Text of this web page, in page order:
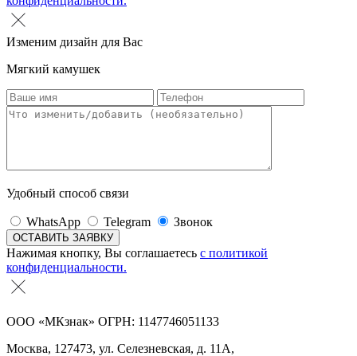
Изменим дизайн для Вас
Мягкий камушек
Удобный способ связи
WhatsApp Telegram Звонок
Нажимая кнопку, Вы соглашаетесь с политикой
конфиденциальности.
ООО «МКзнак» ОГРН: 1147746051133
Москва, 127473, ул. Селезневская, д. 11А,